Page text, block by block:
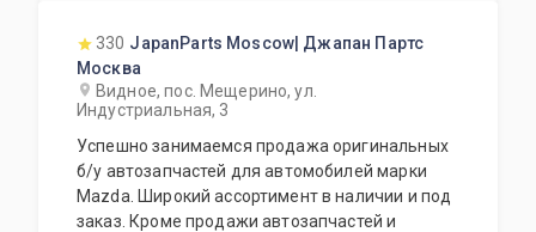
Квалифицированные специалисты нашей
компании всегда грамотно ответят на любые
вопросы по оснащению, подбору, замене
Возможна доставка по Москве. Доставка в
регионы России и ближнего зарубежья.
Работаем ежедневно.
330 JapanParts Moscow| Джапан Партс
Москва
Видное, пос. Мещерино, ул.
Индустриальная, 3
Успешно занимаемся продажа оригинальных
б/у автозапчастей для автомобилей марки
Mazda. Широкий ассортимент в наличии и под
заказ. Кроме продажи автозапчастей и